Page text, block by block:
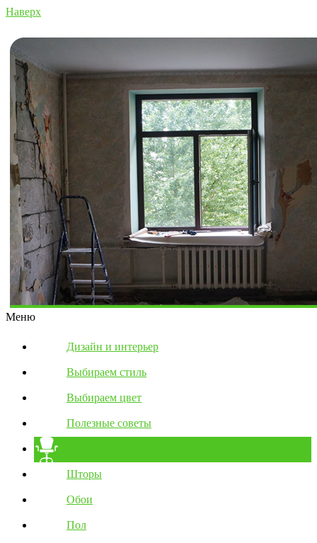
Наверх
Меню
Дизайн и интерьер
Выбираем стиль
Выбираем цвет
Полезные советы
Шторы
Обои
Пол